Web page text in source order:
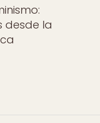
desde la